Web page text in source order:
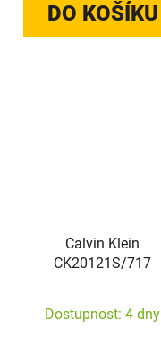
DO KOŠÍKU
Calvin Klein
CK20121S/717
Dostupnost: 4 dny